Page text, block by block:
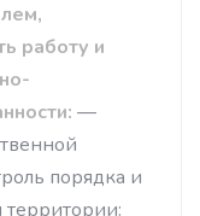
работу и
—
порядка и